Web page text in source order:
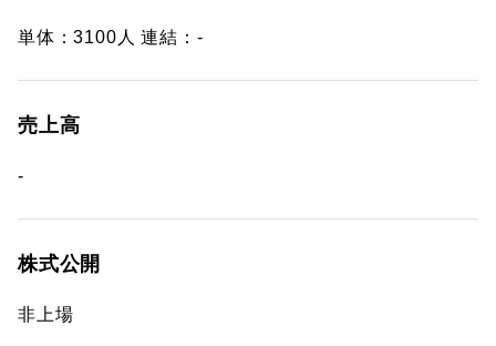
単体：3100人 連結：-
売上高
-
株式公開
非上場